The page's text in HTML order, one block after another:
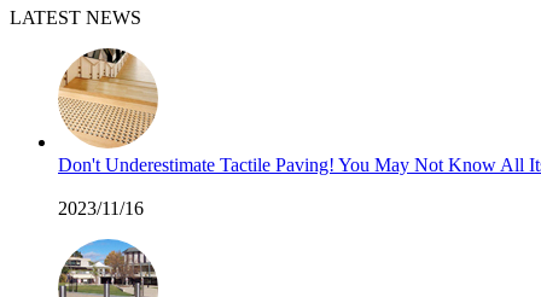
LATEST NEWS
Don't Underestimate Tactile Paving! You May Not Know All
2023/11/16